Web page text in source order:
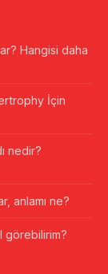
Hangisi daha
İçin
nedir?
anlamı ne?
görebilirim?